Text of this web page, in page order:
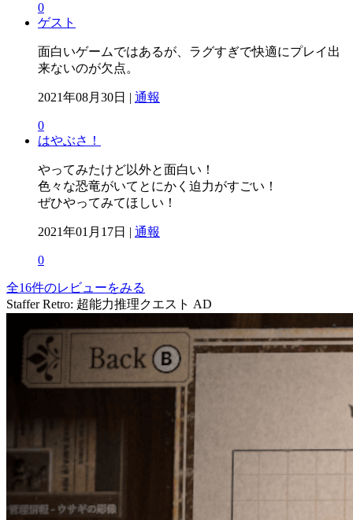
0
ゲスト
面白いゲームではあるが、ラグすぎで快適にプレイ出
来ないのが欠点。
2021年08月30日 | 通報
0
はやぶさ！
やってみたけど以外と面白い！
色々な恐竜がいてとにかく迫力がすごい！
ぜひやってみてほしい！
2021年01月17日 | 通報
0
全16件のレビューをみる
Staffer Retro: 超能力推理クエスト AD